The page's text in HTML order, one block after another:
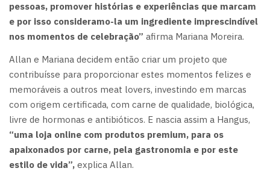
pessoas, promover histórias e experiências que marcam
e por isso consideramo-la um ingrediente imprescindível
nos momentos de celebração” afirma Mariana Moreira.
Allan e Mariana decidem então criar um projeto que
contribuísse para proporcionar estes momentos felizes e
memoráveis a outros meat lovers, investindo em marcas
com origem certificada, com carne de qualidade, biológica,
livre de hormonas e antibióticos. E nascia assim a Hangus,
“uma loja online com produtos premium, para os
apaixonados por carne, pela gastronomia e por este
estilo de vida”, explica Allan.